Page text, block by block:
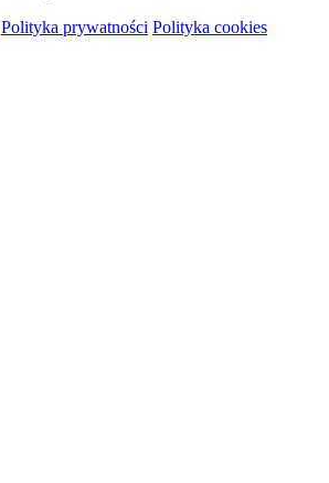
Polityka prywatności Polityka cookies